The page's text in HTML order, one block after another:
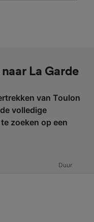
La Garde
van Toulon
volledige
zoeken op een
Duur